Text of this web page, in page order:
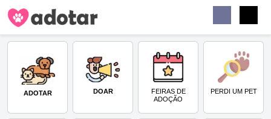
ADOTAR DOAR
FEIRAS DE
ADOÇÃO
PERDI UM PET